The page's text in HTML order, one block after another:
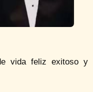
vida feliz exitoso y